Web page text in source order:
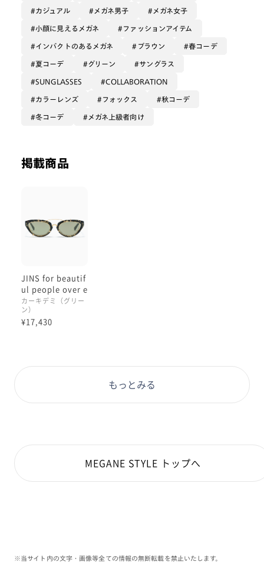
『他の植物のツルが絡まった、
何でもない草』
というイメージの一本です。🌱
横に印象の強い型、および
なっているので
街で見る、整えられたブロックの植え込み
凄く綺麗ということです😌😌
自然にまつわる色なだけあり
人間の目に馴染みがある慣れやすいカラー
限定的なアイテムです、
ぜひ店舗で見かけられた際は
本日もご覧くださりありがとうございます:)
理翔/rishang
カジュアル メガネ男子 メガネ女子
小顔に見えるメガネ ファッションアイテム
インパクトのあるメガネ ブラウン 春コーデ
夏コーデ グリーン サングラス
SUNGLASSES COLLABORATION
カラーレンズ フォックス 秋コーデ
冬コーデ メガネ上級者向け
掲載商品
JINS for beautif
ul people over e
ngineering sung
lasses
カーキデミ（グリー
ン）
¥17,430
もっとみる
MEGANE STYLE トップへ
※当サイト内の文字・画像等全ての情報の無断転載を禁止いたします。